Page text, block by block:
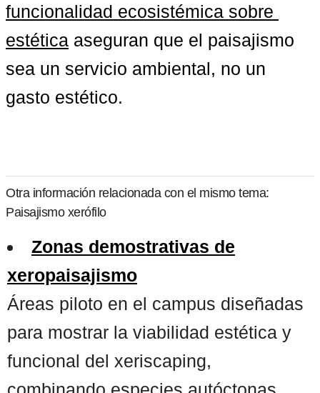
funcionalidad ecosistémica sobre
estética aseguran que el paisajismo
sea un servicio ambiental, no un
gasto estético.
Otra información relacionada con el mismo tema:
Paisajismo xerófilo
Zonas demostrativas de
xeropaisajismo
Áreas piloto en el campus diseñadas
para mostrar la viabilidad estética y
funcional del xeriscaping,